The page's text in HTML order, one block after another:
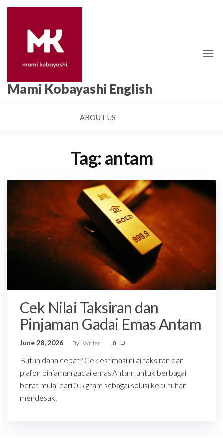
Skip
Mami Kobayashi English
ABOUT US
Tag: antam
Cek Nilai Taksiran dan
Pinjaman Gadai Emas Antam
June 28, 2026 By Writer 0
Butuh dana cepat? Cek estimasi nilai taksiran dan
plafon pinjaman gadai emas Antam untuk berbagai
berat mulai dari 0,5 gram sebagai solusi kebutuhan
mendesak.